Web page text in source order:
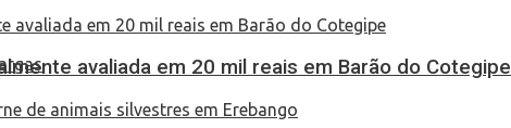
avaliada em 20 mil reais em Barão do Cotegipe